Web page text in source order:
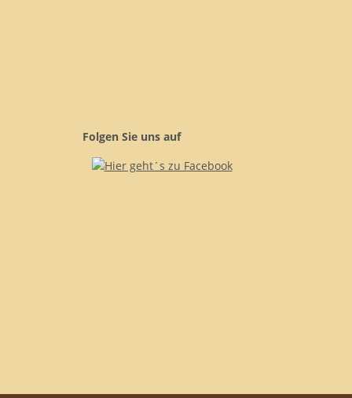
Folgen Sie uns auf